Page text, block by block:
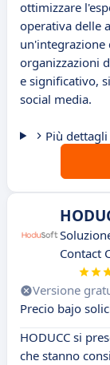
ottimizzare
operativa delle
un'integrazione
organizzazioni
e significativo,
social media.
Più dettagli
Contact
Versione
Precio bajo
HODUCC si
che stanno